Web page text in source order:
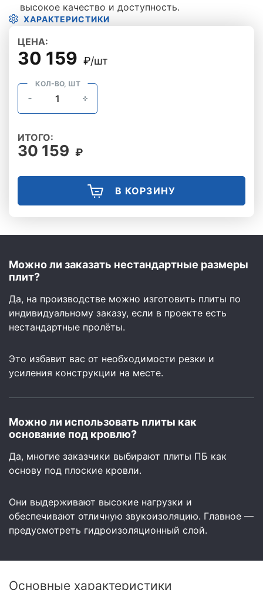
высокое качество и доступность.
ХАРАКТЕРИСТИКИ
ЦЕНА:
30 159 ₽/шт
КОЛ-ВО, ШТ
ИТОГО:
30 159 ₽
В КОРЗИНУ
Можно ли заказать нестандартные размеры
плит?
Да, на производстве можно изготовить плиты по
индивидуальному заказу, если в проекте есть
нестандартные пролёты.
Это избавит вас от необходимости резки и
усиления конструкции на месте.
Можно ли использовать плиты как
основание под кровлю?
Да, многие заказчики выбирают плиты ПБ как
основу под плоские кровли.
Они выдерживают высокие нагрузки и
обеспечивают отличную звукоизоляцию. Главное —
предусмотреть гидроизоляционный слой.
Основные характеристики